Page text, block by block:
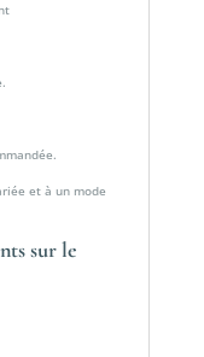
et à un mode
sur le